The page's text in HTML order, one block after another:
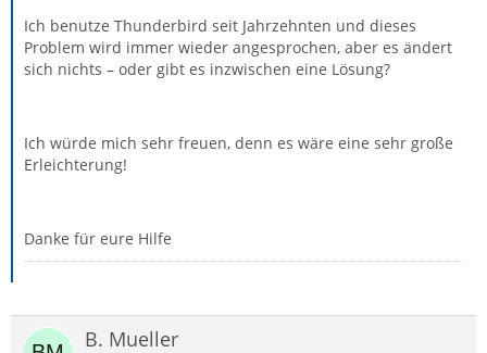
Ich benutze Thunderbird seit Jahrzehnten und dieses
Problem wird immer wieder angesprochen, aber es ändert
sich nichts – oder gibt es inzwischen eine Lösung?
Ich würde mich sehr freuen, denn es wäre eine sehr große
Erleichterung!
Danke für eure Hilfe
B. Mueller